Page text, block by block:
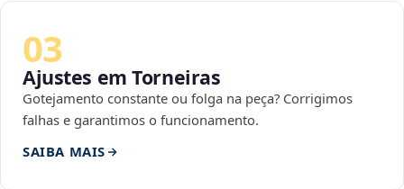
03
Ajustes em Torneiras
Gotejamento constante ou folga na peça? Corrigimos
falhas e garantimos o funcionamento.
SAIBA MAIS